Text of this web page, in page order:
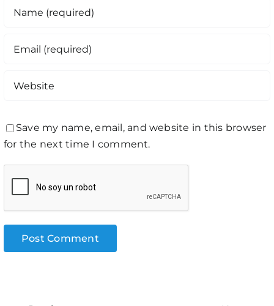
Save my name, email, and website in this browser
for the next time I comment.